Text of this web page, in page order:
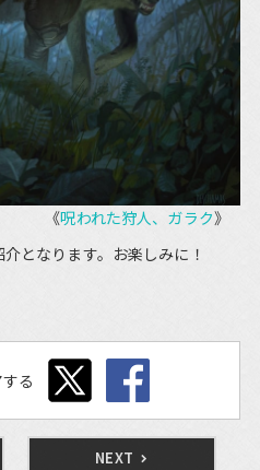
《呪われた狩人、ガラク》
となります。お楽しみに！
る
NEXT